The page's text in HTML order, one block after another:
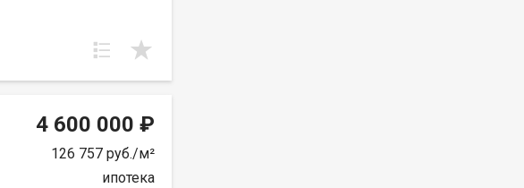
4 600 000 ₽
126 757 руб./м²
ипотека